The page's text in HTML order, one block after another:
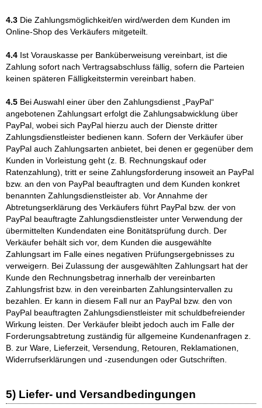
4.3 Die Zahlungsmöglichkeit/en wird/werden dem Kunden im
Online-Shop des Verkäufers mitgeteilt.
4.4 Ist Vorauskasse per Banküberweisung vereinbart, ist die
Zahlung sofort nach Vertragsabschluss fällig, sofern die Parteien
keinen späteren Fälligkeitstermin vereinbart haben.
4.5 Bei Auswahl einer über den Zahlungsdienst „PayPal“
angebotenen Zahlungsart erfolgt die Zahlungsabwicklung über
PayPal, wobei sich PayPal hierzu auch der Dienste dritter
Zahlungsdienstleister bedienen kann. Sofern der Verkäufer über
PayPal auch Zahlungsarten anbietet, bei denen er gegenüber dem
Kunden in Vorleistung geht (z. B. Rechnungskauf oder
Ratenzahlung), tritt er seine Zahlungsforderung insoweit an PayPal
bzw. an den von PayPal beauftragten und dem Kunden konkret
benannten Zahlungsdienstleister ab. Vor Annahme der
Abtretungserklärung des Verkäufers führt PayPal bzw. der von
PayPal beauftragte Zahlungsdienstleister unter Verwendung der
übermittelten Kundendaten eine Bonitätsprüfung durch. Der
Verkäufer behält sich vor, dem Kunden die ausgewählte
Zahlungsart im Falle eines negativen Prüfungsergebnisses zu
verweigern. Bei Zulassung der ausgewählten Zahlungsart hat der
Kunde den Rechnungsbetrag innerhalb der vereinbarten
Zahlungsfrist bzw. in den vereinbarten Zahlungsintervallen zu
bezahlen. Er kann in diesem Fall nur an PayPal bzw. den von
PayPal beauftragten Zahlungsdienstleister mit schuldbefreiender
Wirkung leisten. Der Verkäufer bleibt jedoch auch im Falle der
Forderungsabtretung zuständig für allgemeine Kundenanfragen z.
B. zur Ware, Lieferzeit, Versendung, Retouren, Reklamationen,
Widerrufserklärungen und -zusendungen oder Gutschriften.
5) Liefer- und Versandbedingungen